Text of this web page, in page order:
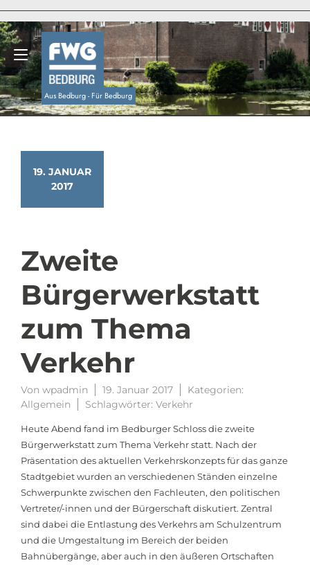
springen
Aus Bedburg - Für Bedburg
Navigation umschalten
19. JANUAR
2017
Zweite
Bürgerwerkstatt
zum Thema
Verkehr
Von wpadmin 19. Januar 2017
Kategorien:
Allgemein
Schlagwörter: Verkehr
Heute Abend fand im Bedburger Schloss die zweite
Bürgerwerkstatt zum Thema Verkehr statt. Nach der
Präsentation des aktuellen Verkehrskonzepts für das ganze
Stadtgebiet wurden an verschiedenen Ständen einzelne
Schwerpunkte zwischen den Fachleuten, den politischen
Vertreter/-innen und der Bürgerschaft diskutiert. Zentral
sind dabei die Entlastung des Verkehrs am Schulzentrum
und die Umgestaltung im Bereich der beiden
Bahnübergänge, aber auch in den äußeren Ortschaften